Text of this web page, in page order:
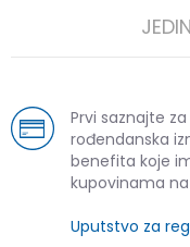
Prvi saznajte
rođendanska
benefita koje
kupovinama
Uputstvo za